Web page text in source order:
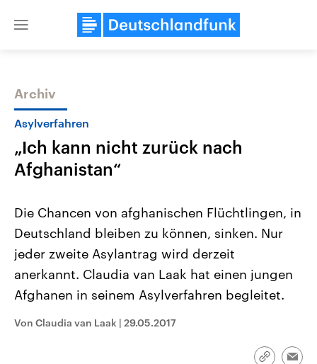
Close
Themen
Landtagswahl Sachsen-Anhalt
2026
Alle Informationen
Sachsen-Anhalt wählt am 6.
September 2026 einen neuen
Landtag. Seit 2021 wird das
CDU, SPD und FDP regiert.-
USA
Aktuelle Beiträge,
Hintergründe
Wirtschaftlich und
gehören die Vereinigten
den mächtigsten Ländern
Archiv
Asylverfahren
„Ich kann nicht zurück nach
Afghanistan“
Die Chancen von afghanischen Flüchtlingen, in
Deutschland bleiben zu können, sinken. Nur
jeder zweite Asylantrag wird derzeit
anerkannt. Claudia van Laak hat einen jungen
Afghanen in seinem Asylverfahren begleitet.
Von Claudia van Laak | 29.05.2017